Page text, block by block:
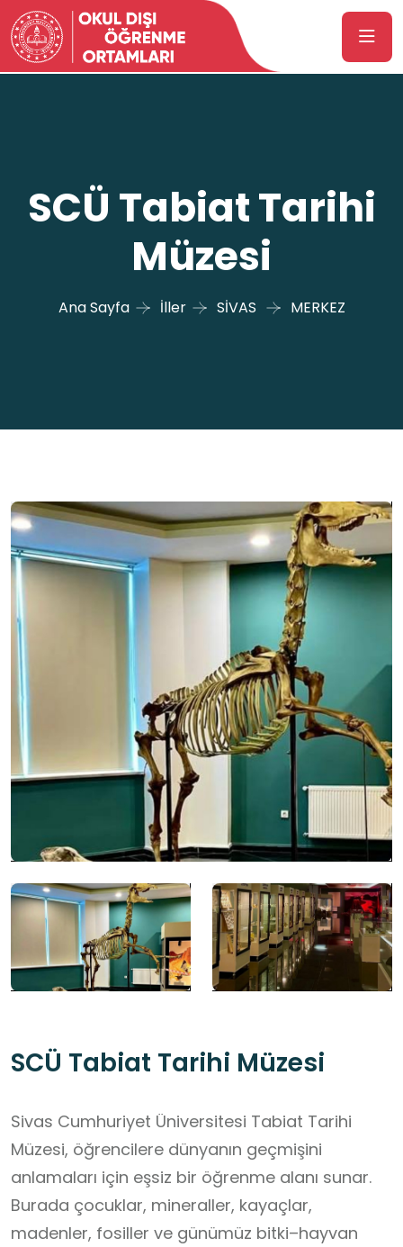
SCÜ Tabiat Tarihi
Müzesi
Ana Sayfa İller SİVAS MERKEZ
SCÜ Tabiat Tarihi Müzesi
Sivas Cumhuriyet Üniversitesi Tabiat Tarihi
Müzesi, öğrencilere dünyanın geçmişini
anlamaları için eşsiz bir öğrenme alanı sunar.
Burada çocuklar, mineraller, kayaçlar,
madenler, fosiller ve günümüz bitki–hayvan